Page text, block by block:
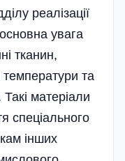
реалізації
основна увага
тканин,
температури та
матеріали
спеціального
інших